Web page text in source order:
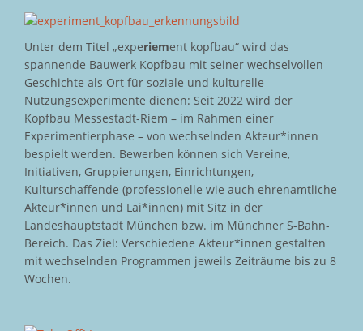
Unter dem Titel „experiement kopfbau“ wird das
spannende Bauwerk Kopfbau mit seiner wechselvollen
Geschichte als Ort für soziale und kulturelle
Nutzungsexperimente dienen: Seit 2022 wird der
Kopfbau Messestadt-Riem – im Rahmen einer
Experimentierphase – von wechselnden Akteur*innen
bespielt werden. Bewerben können sich Vereine,
Initiativen, Gruppierungen, Einrichtungen,
Kulturschaffende (professionelle wie auch ehrenamtliche
Akteur*innen und Lai*innen) mit Sitz in der
Landeshauptstadt München bzw. im Münchner S-Bahn-
Bereich. Das Ziel: Verschiedene Akteur*innen gestalten
mit wechselnden Programmen jeweils Zeiträume bis zu 8
Wochen.